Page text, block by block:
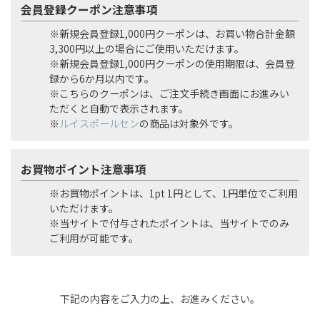
会員登録クーポン注意事項
※新規会員登録1,000円クーポンは、お買い物合計金額
3,300円以上の場合にご使用いただけます。
※新規会員登録1,000円クーポンの使用期限は、会員登
録から6か月以内です。
※こちらのクーポンは、ご注文手続き画面にお進みい
ただくと自動で表示されます。
※ ルイスポールセンの商品は対象外です。
お買物ポイント注意事項
※お買物ポイントは、1pt 1円として、1円単位でご利用
いただけます。
※当サイトで付与されたポイントは、当サイトでのみ
ご利用が可能です。
下記の内容をご入力の上、お進みください。